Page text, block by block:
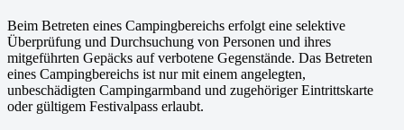
Beim Betreten eines Campingbereichs erfolgt eine selektive
Überprüfung und Durchsuchung von Personen und ihres
mitgeführten Gepäcks auf verbotene Gegenstände. Das Betreten
eines Campingbereichs ist nur mit einem angelegten,
unbeschädigten Campingarmband und zugehöriger Eintrittskarte
oder gültigem Festivalpass erlaubt.